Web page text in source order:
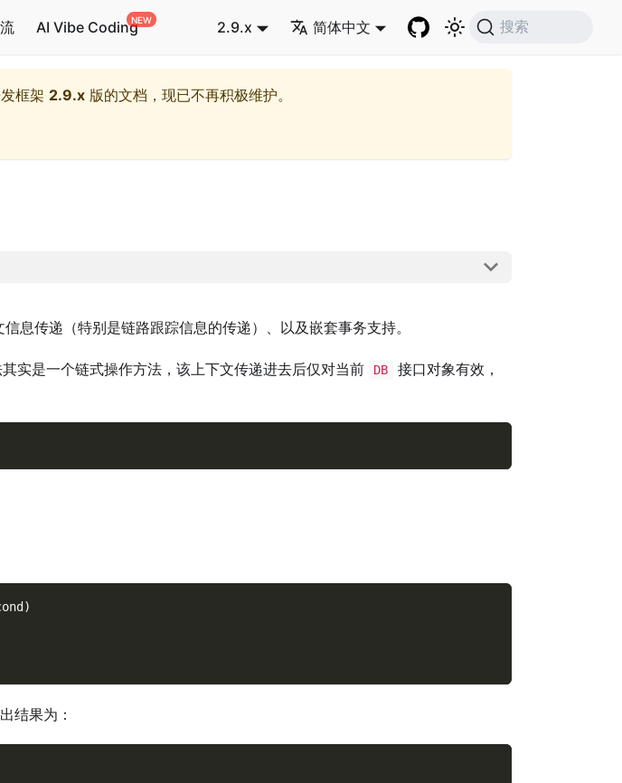
AI Vibe Coding 2.9.x 简体中文 搜索
框架 2.9.x 版的文档，现已不再积极维护。
息传递（特别是链路跟踪信息的传递）、以及嵌套事务支持。
实是一个链式操作方法，该上下文传递进去后仅对当前 DB
接口对象有效，
)
结果为：